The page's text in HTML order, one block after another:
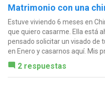
Matrimonio con una
Estuve viviendo 6 meses en
que quiero casarme. Ella está
pensado solicitar un visado de
en Enero y casarnos aquí. Mis
2 respuestas